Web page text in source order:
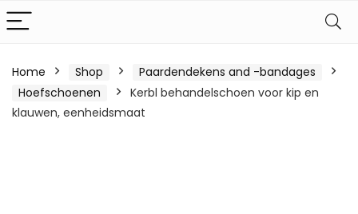
Home Shop
Paardendekens and -bandages
Hoefschoenen
Kerbl behandelschoen voor kip en
klauwen, eenheidsmaat